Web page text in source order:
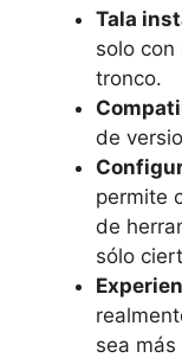
Tala
solo con
tronco.
de
permite
de
sólo
sea